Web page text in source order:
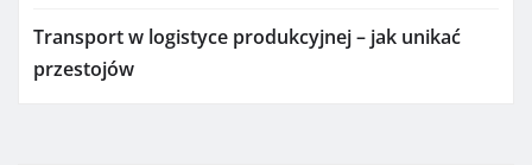
Transport w logistyce produkcyjnej – jak unikać
przestojów